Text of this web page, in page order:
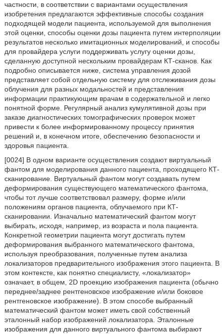
частности, в соответствии с вариантами осуществления
изобретения предлагаются эффективные способы создания
подходящей модели пациента, используемой для выполнения
этой оценки, способы оценки дозы пациента путем интерполяции
результатов несколько имитационных моделирований, и способы
для провайдера услуги поддерживать услугу оценки дозы,
сделанную доступной нескольким провайдерам КТ-сканов. Как
подробно описывается ниже, система управления дозой
представляет собой отдельную систему для отслеживания дозы
облучения для разных модальностей и представления
информации практикующим врачам в содержательной и легко
понятной форме. Регулярный анализ кумулятивной дозы при
заказе диагностических томографических проверок может
привести к более информированному процессу принятия
решений и, в конечном итоге, обеспечению безопасности и
здоровья пациента.
[0024] В одном варианте осуществления создают виртуальный
фантом для моделирования данного пациента, проходящего КТ-
сканирование. Виртуальный фантом могут создавать путем
деформирования существующего математического фантома,
чтобы тот лучше соответствовал размеру, форме и/или
положениям органов пациента, облучаемого при КТ-
сканировании. Изначально математический фантом могут
выбирать, исходя, например, из возраста и пола пациента.
Конкретной геометрии пациента могут достигать путем
деформирования выбранного математического фантома,
используя преобразования, полученные путем анализа
локализаторов предварительного изображения этого пациента. В
этом контексте, как понятно специалисту, «локализатор»
означает, в общем, 2D проекцию изображения пациента (обычно
переднее/заднее рентгеновское изображение и/или боковое
рентгеновское изображение). В этом способе выбранный
математический фантом может иметь свой собственный
эталонный набор изображений локализатора. Эталонные
изображения для данного виртуального фантома выбирают